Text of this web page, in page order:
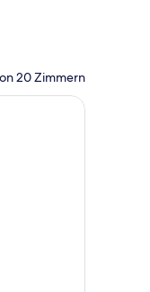
Wochenende, Aug.
20 Zimmern
Garten durch eine
einem großen Bett,